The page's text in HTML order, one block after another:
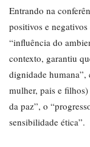
Entrando na
positivos e
“influência do
contexto, garantiu
dignidade humana”,
mulher, pais e
da paz”, o
sensibilidade ética”.